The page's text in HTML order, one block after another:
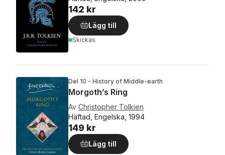
142 kr
Lägg till
Skickas
Del 10 - History of Middle-earth
Morgoth’s Ring
Av Christopher Tolkien
Häftad, Engelska, 1994
149 kr
Lägg till